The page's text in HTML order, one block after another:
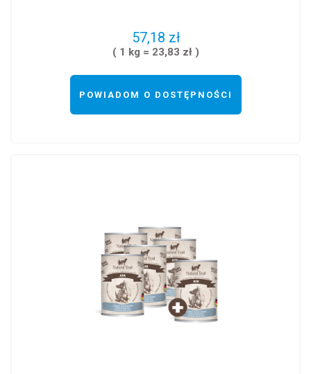
57,18 zł
( 1 kg = 23,83 zł )
POWIADOM O DOSTĘPNOŚCI